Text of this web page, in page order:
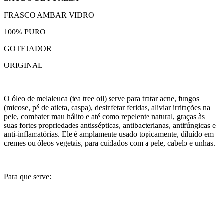
FRASCO AMBAR VIDRO
100% PURO
GOTEJADOR
ORIGINAL
O óleo de melaleuca (tea tree oil) serve para tratar acne, fungos
(micose, pé de atleta, caspa), desinfetar feridas, aliviar irritações na
pele, combater mau hálito e até como repelente natural, graças às
suas fortes propriedades antissépticas, antibacterianas, antifúngicas e
anti-inflamatórias. Ele é amplamente usado topicamente, diluído em
cremes ou óleos vegetais, para cuidados com a pele, cabelo e unhas.
Para que serve: